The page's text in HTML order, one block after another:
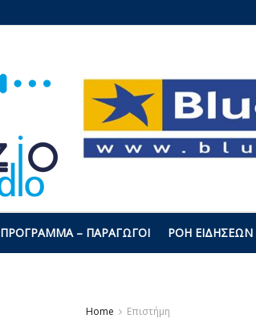
ΠΡΌΓΡΑΜΜΑ – ΠΑΡΑΓΩΓΟΊ ΡΟΉ ΕΙΔΉΣΕΩΝ
Home Επιστήμη